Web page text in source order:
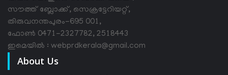
സൗത്ത് ബ്ലോക്ക്, സെക്രട്ടേറിയറ്റ്,
തിരുവനന്തപുരം-695 001,
ഫോൺ 0471-2327782, 2518443
ഇമെയിൽ : webprdkerala@gmail.com
About Us